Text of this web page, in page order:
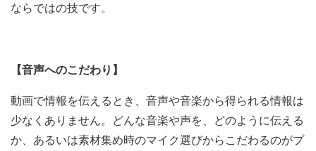
ならではの技です。
【音声へのこだわり】
動画で情報を伝えるとき、音声や音楽から得られる情報は
少なくありません。どんな音楽や声を、どのように伝える
か、あるいは素材集め時のマイク選びからこだわるのがプ